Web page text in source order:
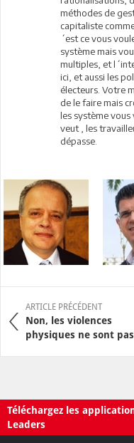
méthodes de
capitaliste
´est ce vous
système mais
multiples, et
ici, et aussi les
électeurs. Votre
de le faire mais
les système
veut , les
dépasse.
ARTICLE PRÉCÉDENT
Non, les violences
physiques ne sont
Téléchargez les
Leaders